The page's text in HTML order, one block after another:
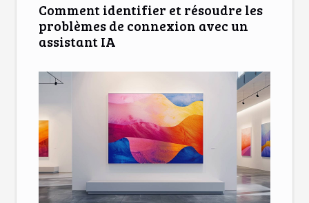
Comment identifier et résoudre les
problèmes de connexion avec un
assistant IA